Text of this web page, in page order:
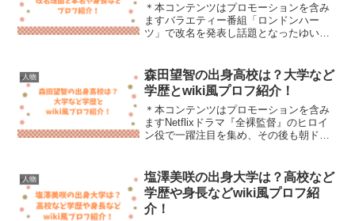
＊本コンテンツはプロモーションを含み
ますバラエティー番組「ロンドンハー
ツ」で改名を発表し話題となったゆい小
か。そこで今回は、ゆい小池さんの元の
芸名と改名理由、本名、身長な...
人物
森田望智の出身高校は？大学など
学歴とwiki風プロフ紹介！
＊本コンテンツはプロモーションを含み
ますNetflixドラマ『全裸監督』のヒロイ
ン役で一躍注目を集め、その後も朝ドラ
「どんな学生時代を過ごしてきたんだろ
う？」と学歴やプロ...
人物
塩澤美咲の出身大学は？高校など
学歴や身長などwiki風プロフ紹
介！